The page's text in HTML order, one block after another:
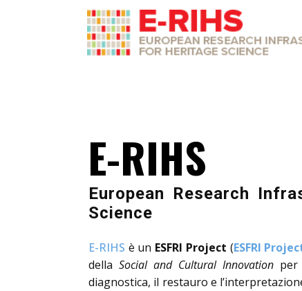
E-RIHS
European Research
Science
E-RIHS è un ESFRI Project (ESFRI
della Social and Cultural Innovationper
diagnostica, il restauro e